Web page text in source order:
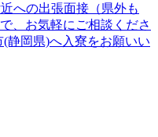
への出張面接（県外も
、お気軽にご相談くださ
岡県)へ入寮をお願いい